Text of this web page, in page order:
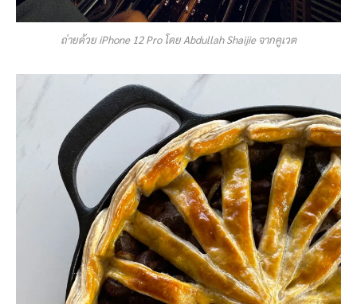
ถ่ายด้วย iPhone 12 Pro โดย Abdullah Shaijie จากคูเวต